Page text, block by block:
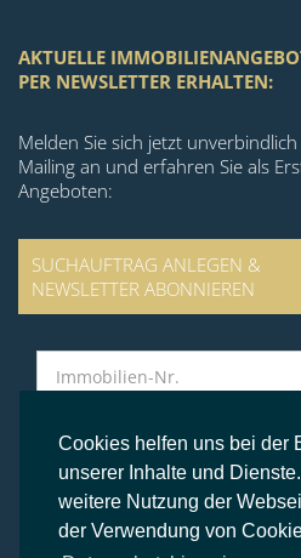
Cookies helfen uns bei der
unserer Inhalte und
weitere Nutzung der
der Verwendung von
AKTUELLE
PER NEWSLETTER ERHALTEN:
Melden Sie sich jetzt
Mailing an und erfahren Sie als
Angeboten:
SUCHAUFTRAG ANLEGEN &
NEWSLETTER ABONNIEREN
© BS